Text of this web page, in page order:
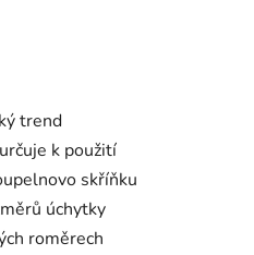
trend
k použití
skříňku
úchytky
roměrech